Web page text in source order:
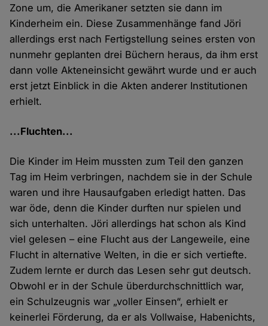
Zone um, die Amerikaner setzten sie dann im
Kinderheim ein. Diese Zusammenhänge fand Jöri
allerdings erst nach Fertigstellung seines ersten von
nunmehr geplanten drei Büchern heraus, da ihm erst
dann volle Akteneinsicht gewährt wurde und er auch
erst jetzt Einblick in die Akten anderer Institutionen
erhielt.
...Fluchten...
Die Kinder im Heim mussten zum Teil den ganzen
Tag im Heim verbringen, nachdem sie in der Schule
waren und ihre Hausaufgaben erledigt hatten. Das
war öde, denn die Kinder durften nur spielen und
sich unterhalten. Jöri allerdings hat schon als Kind
viel gelesen – eine Flucht aus der Langeweile, eine
Flucht in alternative Welten, in die er sich vertiefte.
Zudem lernte er durch das Lesen sehr gut deutsch.
Obwohl er in der Schule überdurchschnittlich war,
ein Schulzeugnis war „voller Einsen“, erhielt er
keinerlei Förderung, da er als Vollwaise, Habenichts,